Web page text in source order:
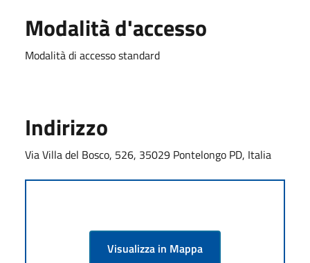
Modalità d'accesso
Modalità di accesso standard
Indirizzo
Via Villa del Bosco, 526, 35029 Pontelongo PD, Italia
Visualizza in Mappa